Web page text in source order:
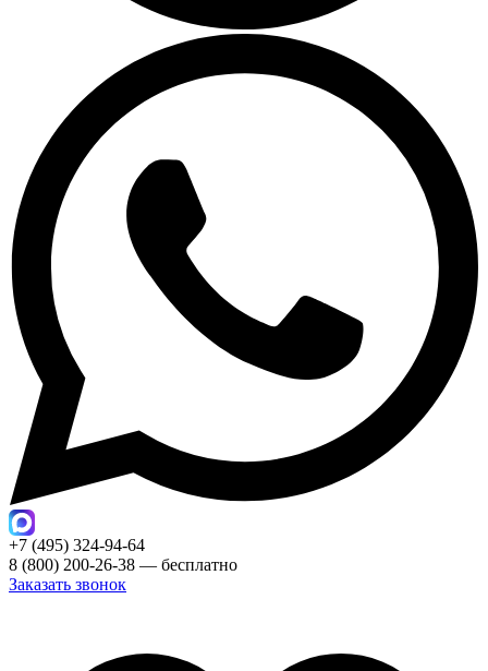
+7 (495) 324-94-64
8 (800) 200-26-38 — бесплатно
Заказать звонок